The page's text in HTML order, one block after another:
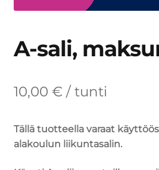
A-sali,
10,00 € / tunti
Tällä tuotteella varaat
alakoulun liikuntasalin.